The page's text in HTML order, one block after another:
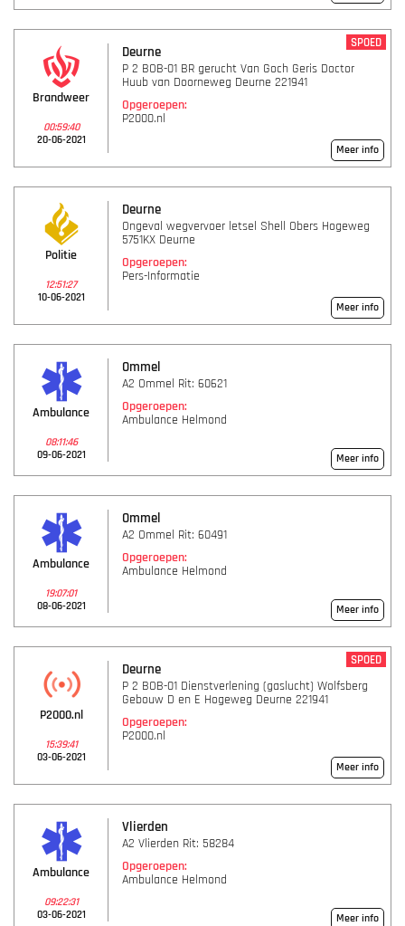
Brandweer
00:59:40
20-06-2021
Deurne
SPOED
P 2 BOB-01 BR gerucht Van Goch Geris Doctor
Huub van Doorneweg Deurne 221941
Opgeroepen:
P2000.nl
Meer info
Politie
12:51:27
10-06-2021
Deurne
Ongeval wegvervoer letsel Shell Obers Hogeweg
5751KX Deurne
Opgeroepen:
Pers-Informatie
Meer info
Ambulance
08:11:46
09-06-2021
Ommel
A2 Ommel Rit: 60621
Opgeroepen:
Ambulance Helmond
Meer info
Ambulance
19:07:01
08-06-2021
Ommel
A2 Ommel Rit: 60491
Opgeroepen:
Ambulance Helmond
Meer info
P2000.nl
15:39:41
03-06-2021
Deurne
SPOED
P 2 BOB-01 Dienstverlening (gaslucht) Wolfsberg
Gebouw D en E Hogeweg Deurne 221941
Opgeroepen:
P2000.nl
Meer info
Ambulance
09:22:31
03-06-2021
Vlierden
A2 Vlierden Rit: 58284
Opgeroepen:
Ambulance Helmond
Meer info